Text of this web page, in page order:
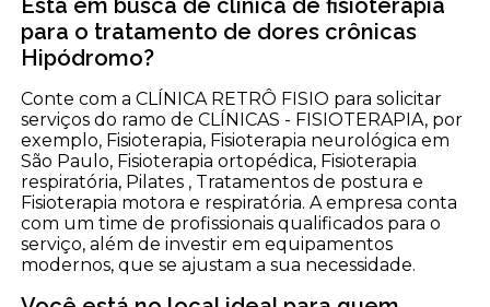
para o tratamento de dores crônicas
Hipódromo?
Conte com a CLÍNICA RETRÔ FISIO para solicitar
serviços do ramo de CLÍNICAS - FISIOTERAPIA, por
exemplo, Fisioterapia, Fisioterapia neurológica em
São Paulo, Fisioterapia ortopédica, Fisioterapia
respiratória, Pilates , Tratamentos de postura e
Fisioterapia motora e respiratória. A empresa conta
com um time de profissionais qualificados para o
serviço, além de investir em equipamentos
modernos, que se ajustam a sua necessidade.